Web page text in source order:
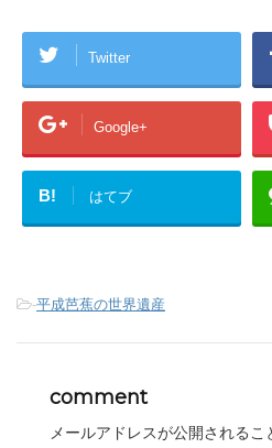
Twitter
Google+
B! はてブ
-平成芭蕉の世界遺産
comment
メールアドレスが公開されるこ